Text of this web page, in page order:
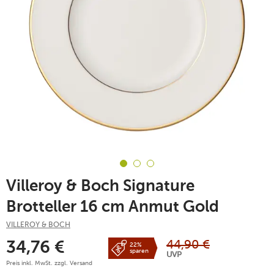
Villeroy & Boch Signature
Brotteller 16 cm Anmut Gold
VILLEROY & BOCH
34,76 €
Preis inkl. MwSt. zzgl. Versand
22%
sparen
44,90 €
UVP